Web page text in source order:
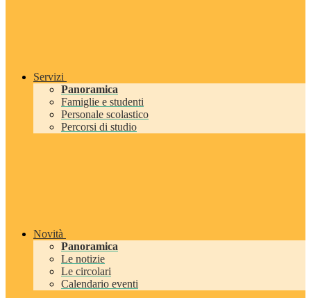
Servizi
Panoramica
Famiglie e studenti
Personale scolastico
Percorsi di studio
Novità
Panoramica
Le notizie
Le circolari
Calendario eventi